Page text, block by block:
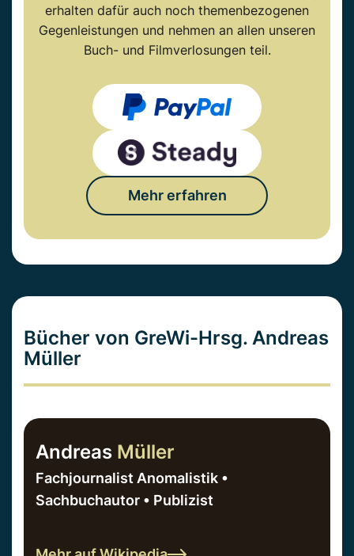
erhalten dafür auch noch themenbezogenen
Gegenleistungen und nehmen an allen unseren
Buch- und Filmverlosungen teil.
Mehr erfahren
Bücher von GreWi-Hrsg. Andreas
Müller
Andreas Müller
Fachjournalist Anomalistik •
Sachbuchautor • Publizist